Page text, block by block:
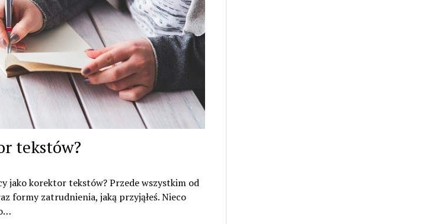
tekstów?
jako korektor tekstów? Przede wszystkim od
formy zatrudnienia, jaką przyjąłeś. Nieco